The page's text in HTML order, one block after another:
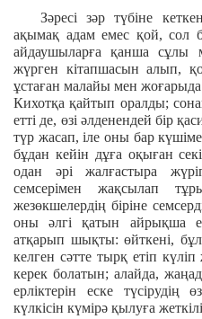
Зәресі зәр түбіне
ақымақ адам емес қой, сол
айдаушыларға қанша сұлы
жүрген кітапшасын алып,
ұстаған малайы мен жоғарыда
Кихотқа қайтып оралды;
етті де, өзі әлденендей бір
түр жасап, іле оны бар
бұдан кейін дұға оқыған
одан әрі жалғастыра
семсерімен жақсылап
жезөкшелердің біріне
оны әлгі қатын айрықша
атқарып шықты: өйткені, бұл
келген сәтте тырқ етіп
керек болатын; алайда,
ерліктерін еске түсірудің
күлкісін күмірә қылуға